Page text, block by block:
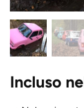
Incluso